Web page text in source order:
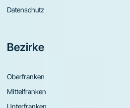
Datenschutz
Bezirke
Oberfranken
Mittelfranken
Unterfranken